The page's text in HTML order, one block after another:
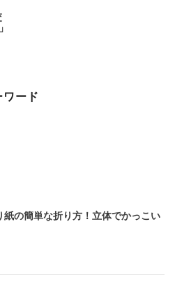
ワード
紙の簡単な折り方！立体でかっこい